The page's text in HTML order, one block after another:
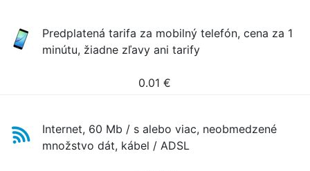
Predplatená tarifa za mobilný telefón, cena za 1
minútu, žiadne zľavy ani tarify
0.01 €
Internet, 60 Mb / s alebo viac, neobmedzené
množstvo dát, kábel / ADSL